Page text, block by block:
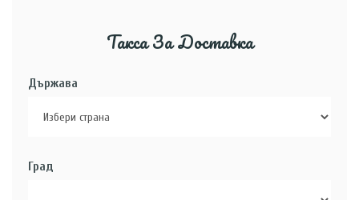
Такса За Доставка
Държава
Град